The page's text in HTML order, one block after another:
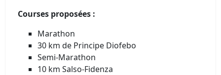
Courses proposées :
Marathon
30 km de Principe Diofebo
Semi-Marathon
10 km Salso-Fidenza